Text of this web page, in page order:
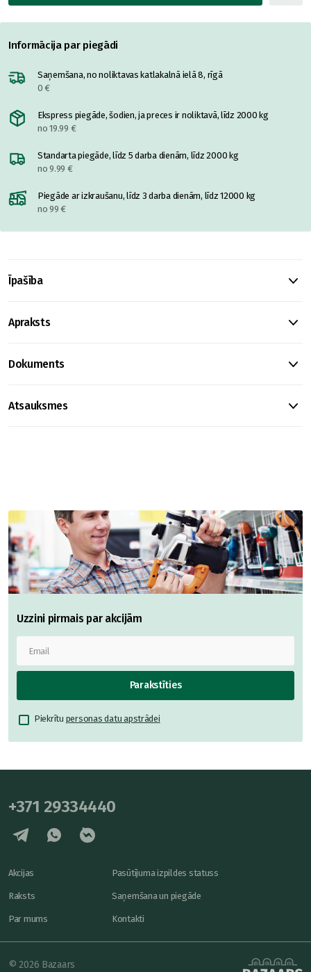
Informācija par piegādi
Saņemšana, no noliktavas katlakalnā ielā 8, rīgā
0 €
Ekspress piegāde, šodien, ja preces ir noliktavā, līdz 2000 kg
no 19.99 €
Standarta piegāde, līdz 5 darba dienām, līdz 2000 kg
no 9.99 €
Piegāde ar izkraušanu, līdz 3 darba dienām, līdz 12000 kg
no 99 €
Īpašība
Apraksts
Dokuments
Atsauksmes
Uzzini pirmais par akcijām
Parakstīties
Piekrītu personas datu apstrādei
+371 29334440
Akcijas
Raksts
Par mums
Pasūtījuma izpildes statuss
Saņemšana un piegāde
Kontakti
© 2026 Bazaars